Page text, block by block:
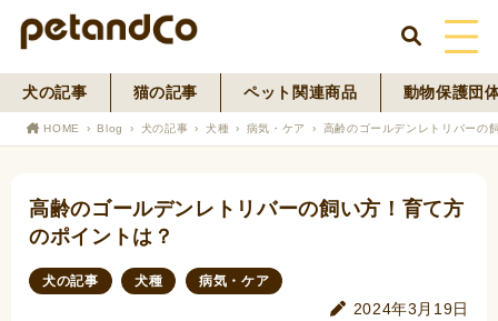
HOME
Blog
犬の記事 猫の記事 ペット関連商品 動物保護団
HOME Blog 犬の記事 犬種 病気・ケア 高齢のゴールデンレトリバーの
高齢のゴールデンレトリバーの飼い方！育て方
のポイントは？
犬の記事 犬種 病気・ケア
2024年3月19日